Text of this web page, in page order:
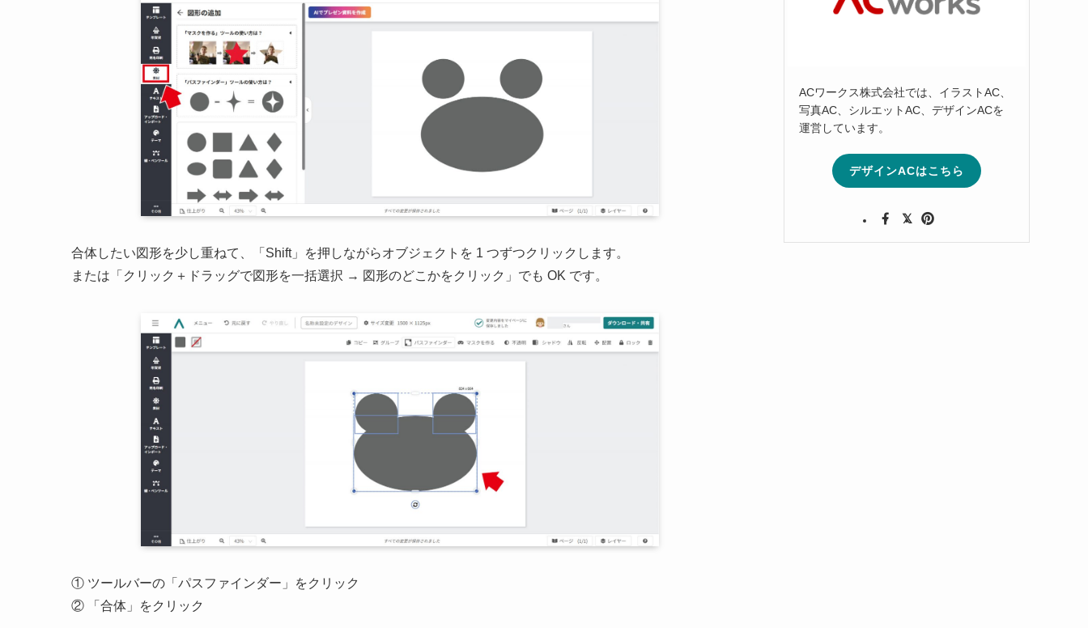
合体したい図形を少し重ねて、「Shift」を押しながらオブジェクトを 1 つずつクリックします。
または「クリック＋ドラッグで図形を一括選択 → 図形のどこかをクリック」でも OK です。
① ツールバーの「パスファインダー」をクリック
② 「合体」をクリック
ACワークス株式会社では、イラストAC、
写真AC、シルエットAC、デザインACを
運営しています。
デザインACはこちら